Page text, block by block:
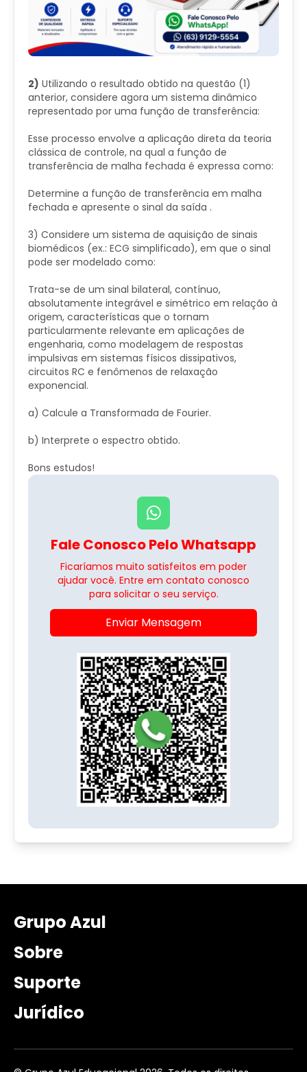
2) Utilizando o resultado obtido na questão (1)
anterior, considere agora um sistema dinâmico
representado por uma função de transferência:
Esse processo envolve a aplicação direta da teoria
clássica de controle, na qual a função de
transferência de malha fechada é expressa como:
Determine a função de transferência em malha
fechada e apresente o sinal da saída .
3) Considere um sistema de aquisição de sinais
biomédicos (ex.: ECG simplificado), em que o sinal
pode ser modelado como:
Trata-se de um sinal bilateral, contínuo,
absolutamente integrável e simétrico em relação à
origem, características que o tornam
particularmente relevante em aplicações de
engenharia, como modelagem de respostas
impulsivas em sistemas físicos dissipativos,
circuitos RC e fenômenos de relaxação
exponencial.
a) Calcule a Transformada de Fourier.
b) Interprete o espectro obtido.
Bons estudos!
Fale Conosco Pelo Whatsapp
Ficaríamos muito satisfeitos em poder
ajudar você. Entre em contato conosco
para solicitar o seu serviço.
Enviar Mensagem
Grupo Azul
Sobre
Suporte
Jurídico